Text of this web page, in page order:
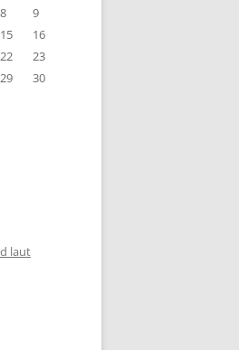
8
9
15
16
22
23
29
30
laut